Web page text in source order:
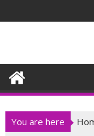
to
You are here